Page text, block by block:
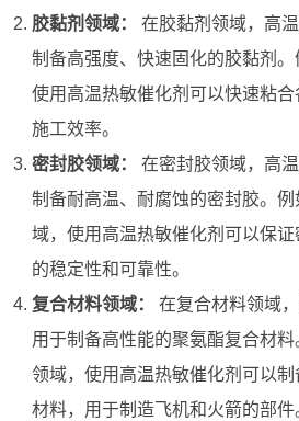
胶黏剂领域：
在胶黏剂领域，高
制备高强度、快速固化的胶黏剂。
使用高温热敏催化剂可以快速粘
施工效率。
密封胶领域：
在密封胶领域，高
制备耐高温、耐腐蚀的密封胶。
域，使用高温热敏催化剂可以保
的稳定性和可靠性。
复合材料领域：
在复合材料领域
用于制备高性能的聚氨酯复合材
领域，使用高温热敏催化剂可以
材料，用于制造飞机和火箭的部件